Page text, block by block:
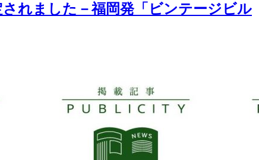
れました－福岡発「ビンテージビル